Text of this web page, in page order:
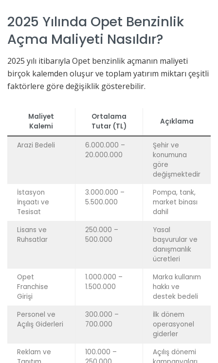
2025 Yılında Opet Benzinlik
Açma Maliyeti Nasıldır?
2025 yılı itibarıyla Opet benzinlik açmanın maliyeti
birçok kalemden oluşur ve toplam yatırım miktarı çeşitli
faktörlere göre değişiklik gösterebilir.
Maliyet
Kalemi
Ortalama
Tutar (TL)
Açıklama
Arazi Bedeli
6.000.000 –
20.000.000
Şehir ve
konumuna
göre
değişmektedir
İstasyon
İnşaatı ve
Tesisat
3.000.000 –
5.500.000
Pompa, tank,
market binası
dahil
Lisans ve
Ruhsatlar
250.000 –
500.000
Yasal
başvurular ve
danışmanlık
ücretleri
Opet
Franchise
Girişi
1.000.000 –
1.500.000
Marka kullanım
hakkı ve
destek bedeli
Personel ve
Açılış Giderleri
300.000 –
700.000
İlk dönem
operasyonel
giderler
Reklam ve
100.000 –
Açılış dönemi